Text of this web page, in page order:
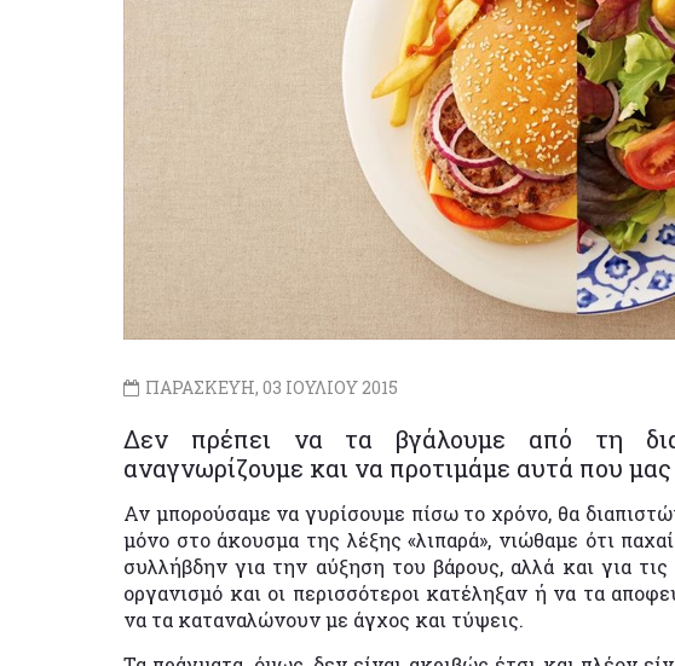
ΠΑΡΑΣΚΕΥΗ, 03 ΙΟΥΛΙΟΥ 2015
Δεν πρέπει να τα βγάλουμε από τη
αναγνωρίζουμε και να προτιμάμε αυτά που
Αν μπορούσαμε να γυρίσουμε πίσω το χρόνο, θα
μόνο στο άκουσμα της λέξης «λιπαρά», νιώθαμε ότι
συλλήβδην για την αύξηση του βάρους, αλλά και για
οργανισμό και οι περισσότεροι κατέληξαν ή να τα
να τα καταναλώνουν με άγχος και τύψεις.